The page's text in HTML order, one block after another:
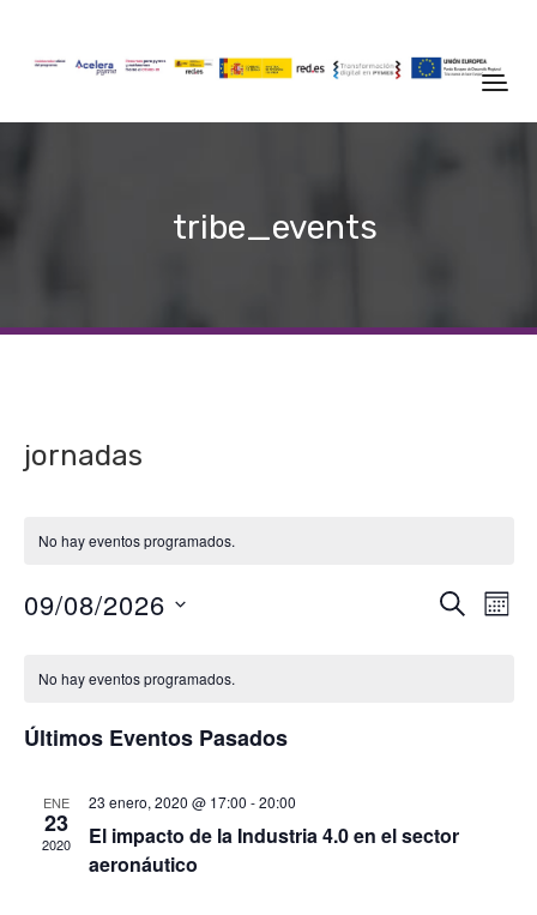
tribe_events
jornadas
No hay eventos programados.
BUSCAR
MES
09/08/2026
fecha.
Eventos
No hay eventos programados.
Últimos Eventos Pasados
ENE
23
2020
23 enero, 2020 @ 17:00 -20:00
El impacto de la Industria 4.0 en el sector
aeronáutico